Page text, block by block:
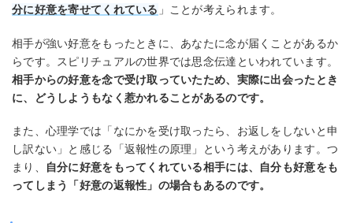
分に好意を寄せてくれている 」ことが考えられます。
相手が強い好意をもったときに、あなたに念が届くことがあるか
らです。スピリチュアルの世界では思念伝達といわれています。
相手からの好意を念で受け取っていたため、実際に出会ったとき
に、どうしようもなく惹かれることがあるのです。
また、心理学では「なにかを受け取ったら、お返しをしないと申
し訳ない」と感じる「返報性の原理」という考えがあります。つ
まり、
自分に好意をもってくれている相手には、自分も好意をも
ってしまう「好意の返報性」の場合もあるのです。